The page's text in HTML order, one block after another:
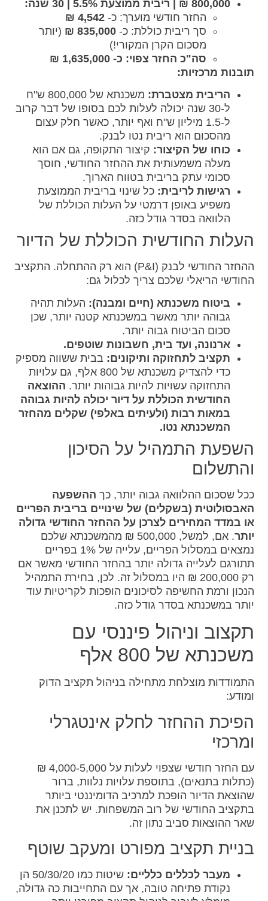
800,000 ₪ | ריבית ממוצעת 5.5% | 30 שנה:
החזר חודשי מוערך: כ- 4,542 ₪
סך ריבית כוללת: כ- 835,000 ₪
(יותר
מסכום הקרן המקורי!)
סה"כ החזר צפוי: כ- 1,635,000 ₪
תובנות מרכזיות:
הריבית מצטברת:
משכנתא של 800,000 ש"ח
ל-30 שנה יכולה לעלות לכם בסופו של דבר קרוב
ל-1.5 מיליון ש"ח ואף יותר, כאשר חלק עצום
מהסכום הוא ריבית נטו לבנק.
כוחו של הקיצור: קיצור התקופה, גם אם הוא
מעלה משמעותית את ההחזר החודשי, חוסך
סכומי עתק בריבית בטווח הארוך.
רגישות לריבית: כל שינוי בריבית הממוצעת
משפיע באופן דרמטי על העלות הכוללת של
הלוואה בסדר גודל כזה.
העלות החודשית הכוללת של הדיור
ההחזר החודשי לבנק (P&I) הוא רק ההתחלה. התקציב
החודשי הריאלי שלכם צריך לכלול גם:
ביטוח משכנתא (חיים ומבנה): העלות תהיה
גבוהה יותר מאשר במשכנתא קטנה יותר, שכן
סכום הביטוח גבוה יותר.
ארנונה, ועד בית, חשבונות שוטפים.
תקציב לתחזוקה ותיקונים: בבית ששווה מספיק
כדי להצדיק משכנתא של 800 אלף, גם עלויות
התחזוקה עשויות להיות גבוהות יותר. ההוצאה
החודשית הכוללת על דיור יכולה להיות גבוהה
במאות רבות (ולעיתים באלפי) שקלים מהחזר
המשכנתא נטו.
השפעת התמהיל על הסיכון
והתשלום
ככל שסכום ההלוואה גבוה יותר, כך ההשפעה
האבסולוטית (בשקלים) של שינויים בריבית הפריים
או במדד המחירים לצרכן על ההחזר החודשי גדולה
יותר
. אם, למשל, 500,000 ₪ מהמשכנתא שלכם
נמצאים במסלול הפריים, עלייה של 1% בפריים
תתורגם לעלייה גדולה יותר בהחזר החודשי מאשר אם
רק 200,000 ₪ היו במסלול זה. לכן, בחירת התמהיל
הנכון ורמת החשיפה לסיכונים הופכות לקריטיות עוד
יותר במשכנתא בסדר גודל כזה.
תקצוב וניהול פיננסי עם
משכנתא של 800 אלף
התמודדות מוצלחת מתחילה בניהול תקציב הדוק
ומודע:
הפיכת ההחזר לחלק אינטגרלי
ומרכזי
עם החזר חודשי שצפוי לעלות על 4,000-5,000 ₪
(כתלות בתנאים), בתוספת עלויות נלוות, ברור
שהוצאת הדיור הופכת למרכיב הדומיננטי ביותר
בתקציב החודשי של רוב המשפחות. יש לתכנן את
שאר ההוצאות סביב נתון זה.
בניית תקציב מפורט ומעקב שוטף
מעבר לכללים כלליים:
שיטות כמו 50/30/20 הן
נקודת פתיחה טובה, אך עם התחייבות כה גדולה,